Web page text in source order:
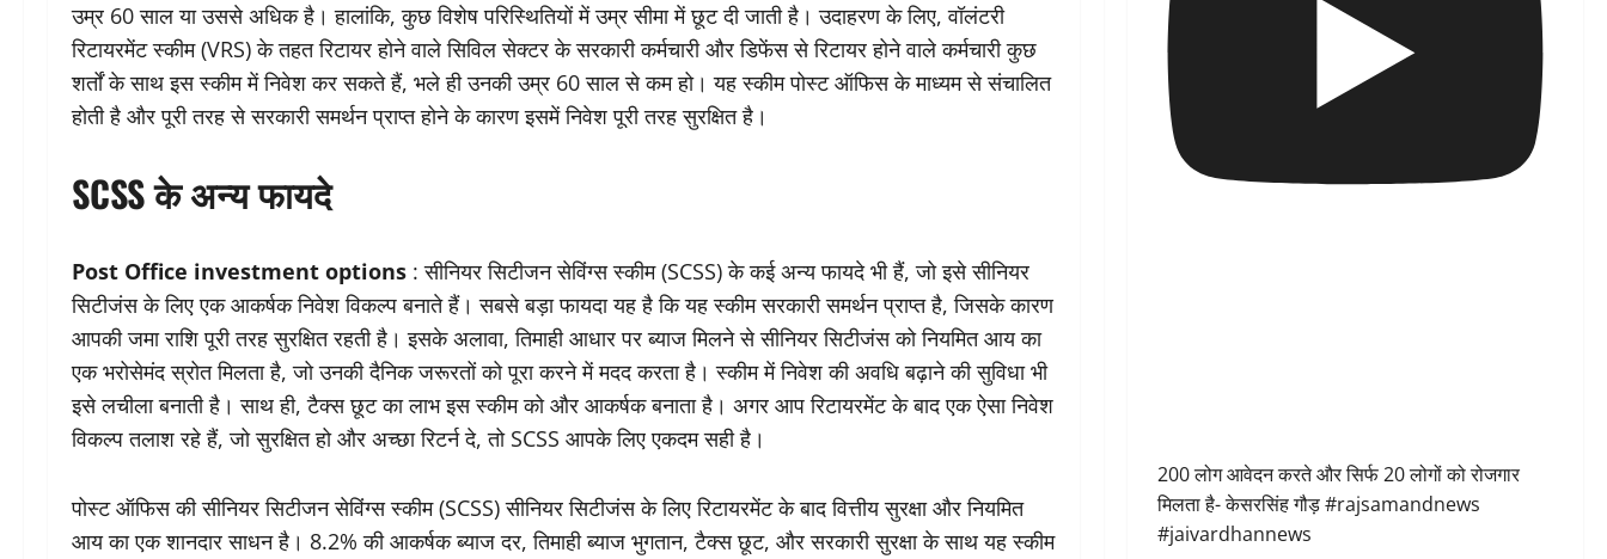
उम्र 60 साल या उससे अधिक है। हालांकि, कुछ विशेष परिस्थितियों में उम्र सीमा में छूट दी जाती है। उदाहरण के लिए, वॉलंटरी
रिटायरमेंट स्कीम (VRS) के तहत रिटायर होने वाले सिविल सेक्टर के सरकारी कर्मचारी और डिफेंस से रिटायर होने वाले कर्मचारी कुछ
शर्तों के साथ इस स्कीम में निवेश कर सकते हैं, भले ही उनकी उम्र 60 साल से कम हो। यह स्कीम पोस्ट ऑफिस के माध्यम से संचालित
होती है और पूरी तरह से सरकारी समर्थन प्राप्त होने के कारण इसमें निवेश पूरी तरह सुरक्षित है।
SCSS के अन्य फायदे
Post Office investment options : सीनियर सिटीजन सेविंग्स स्कीम (SCSS) के कई अन्य फायदे भी हैं, जो इसे सीनियर
सिटीजंस के लिए एक आकर्षक निवेश विकल्प बनाते हैं। सबसे बड़ा फायदा यह है कि यह स्कीम सरकारी समर्थन प्राप्त है, जिसके कारण
आपकी जमा राशि पूरी तरह सुरक्षित रहती है। इसके अलावा, तिमाही आधार पर ब्याज मिलने से सीनियर सिटीजंस को नियमित आय का
एक भरोसेमंद स्रोत मिलता है, जो उनकी दैनिक जरूरतों को पूरा करने में मदद करता है। स्कीम में निवेश की अवधि बढ़ाने की सुविधा भी
इसे लचीला बनाती है। साथ ही, टैक्स छूट का लाभ इस स्कीम को और आकर्षक बनाता है। अगर आप रिटायरमेंट के बाद एक ऐसा निवेश
विकल्प तलाश रहे हैं, जो सुरक्षित हो और अच्छा रिटर्न दे, तो SCSS आपके लिए एकदम सही है।
पोस्ट ऑफिस की सीनियर सिटीजन सेविंग्स स्कीम (SCSS) सीनियर सिटीजंस के लिए रिटायरमेंट के बाद वित्तीय सुरक्षा और नियमित
आय का एक शानदार साधन है। 8.2% की आकर्षक ब्याज दर, तिमाही ब्याज भुगतान, टैक्स छूट, और सरकारी सुरक्षा के साथ यह स्कीम
200 लोग आवेदन करते और सिर्फ 20 लोगों को रोजगार
मिलता है- केसरसिंह गौड़ #rajsamandnews
#jaivardhannews